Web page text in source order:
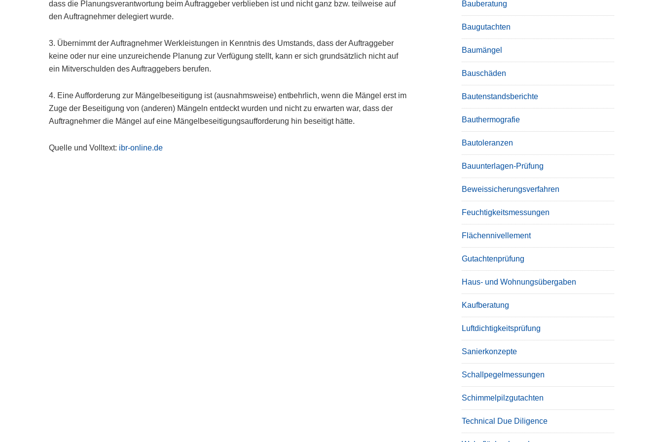
dass die Planungsverantwortung beim Auftraggeber verblieben ist und nicht ganz bzw. teilweise auf
den Auftragnehmer delegiert wurde.
3. Übernimmt der Auftragnehmer Werkleistungen in Kenntnis des Umstands, dass der Auftraggeber
keine oder nur eine unzureichende Planung zur Verfügung stellt, kann er sich grundsätzlich nicht auf
ein Mitverschulden des Auftraggebers berufen.
4. Eine Aufforderung zur Mängelbeseitigung ist (ausnahmsweise) entbehrlich, wenn die Mängel erst im
Zuge der Beseitigung von (anderen) Mängeln entdeckt wurden und nicht zu erwarten war, dass der
Auftragnehmer die Mängel auf eine Mängelbeseitigungsaufforderung hin beseitigt hätte.
Quelle und Volltext: ibr-online.de
Bauberatung
Baugutachten
Baumängel
Bauschäden
Bautenstandsberichte
Bauthermografie
Bautoleranzen
Bauunterlagen-Prüfung
Beweissicherungsverfahren
Feuchtigkeitsmessungen
Flächennivellement
Gutachtenprüfung
Haus- und Wohnungsübergaben
Kaufberatung
Luftdichtigkeitsprüfung
Sanierkonzepte
Schallpegelmessungen
Schimmelpilzgutachten
Technical Due Diligence